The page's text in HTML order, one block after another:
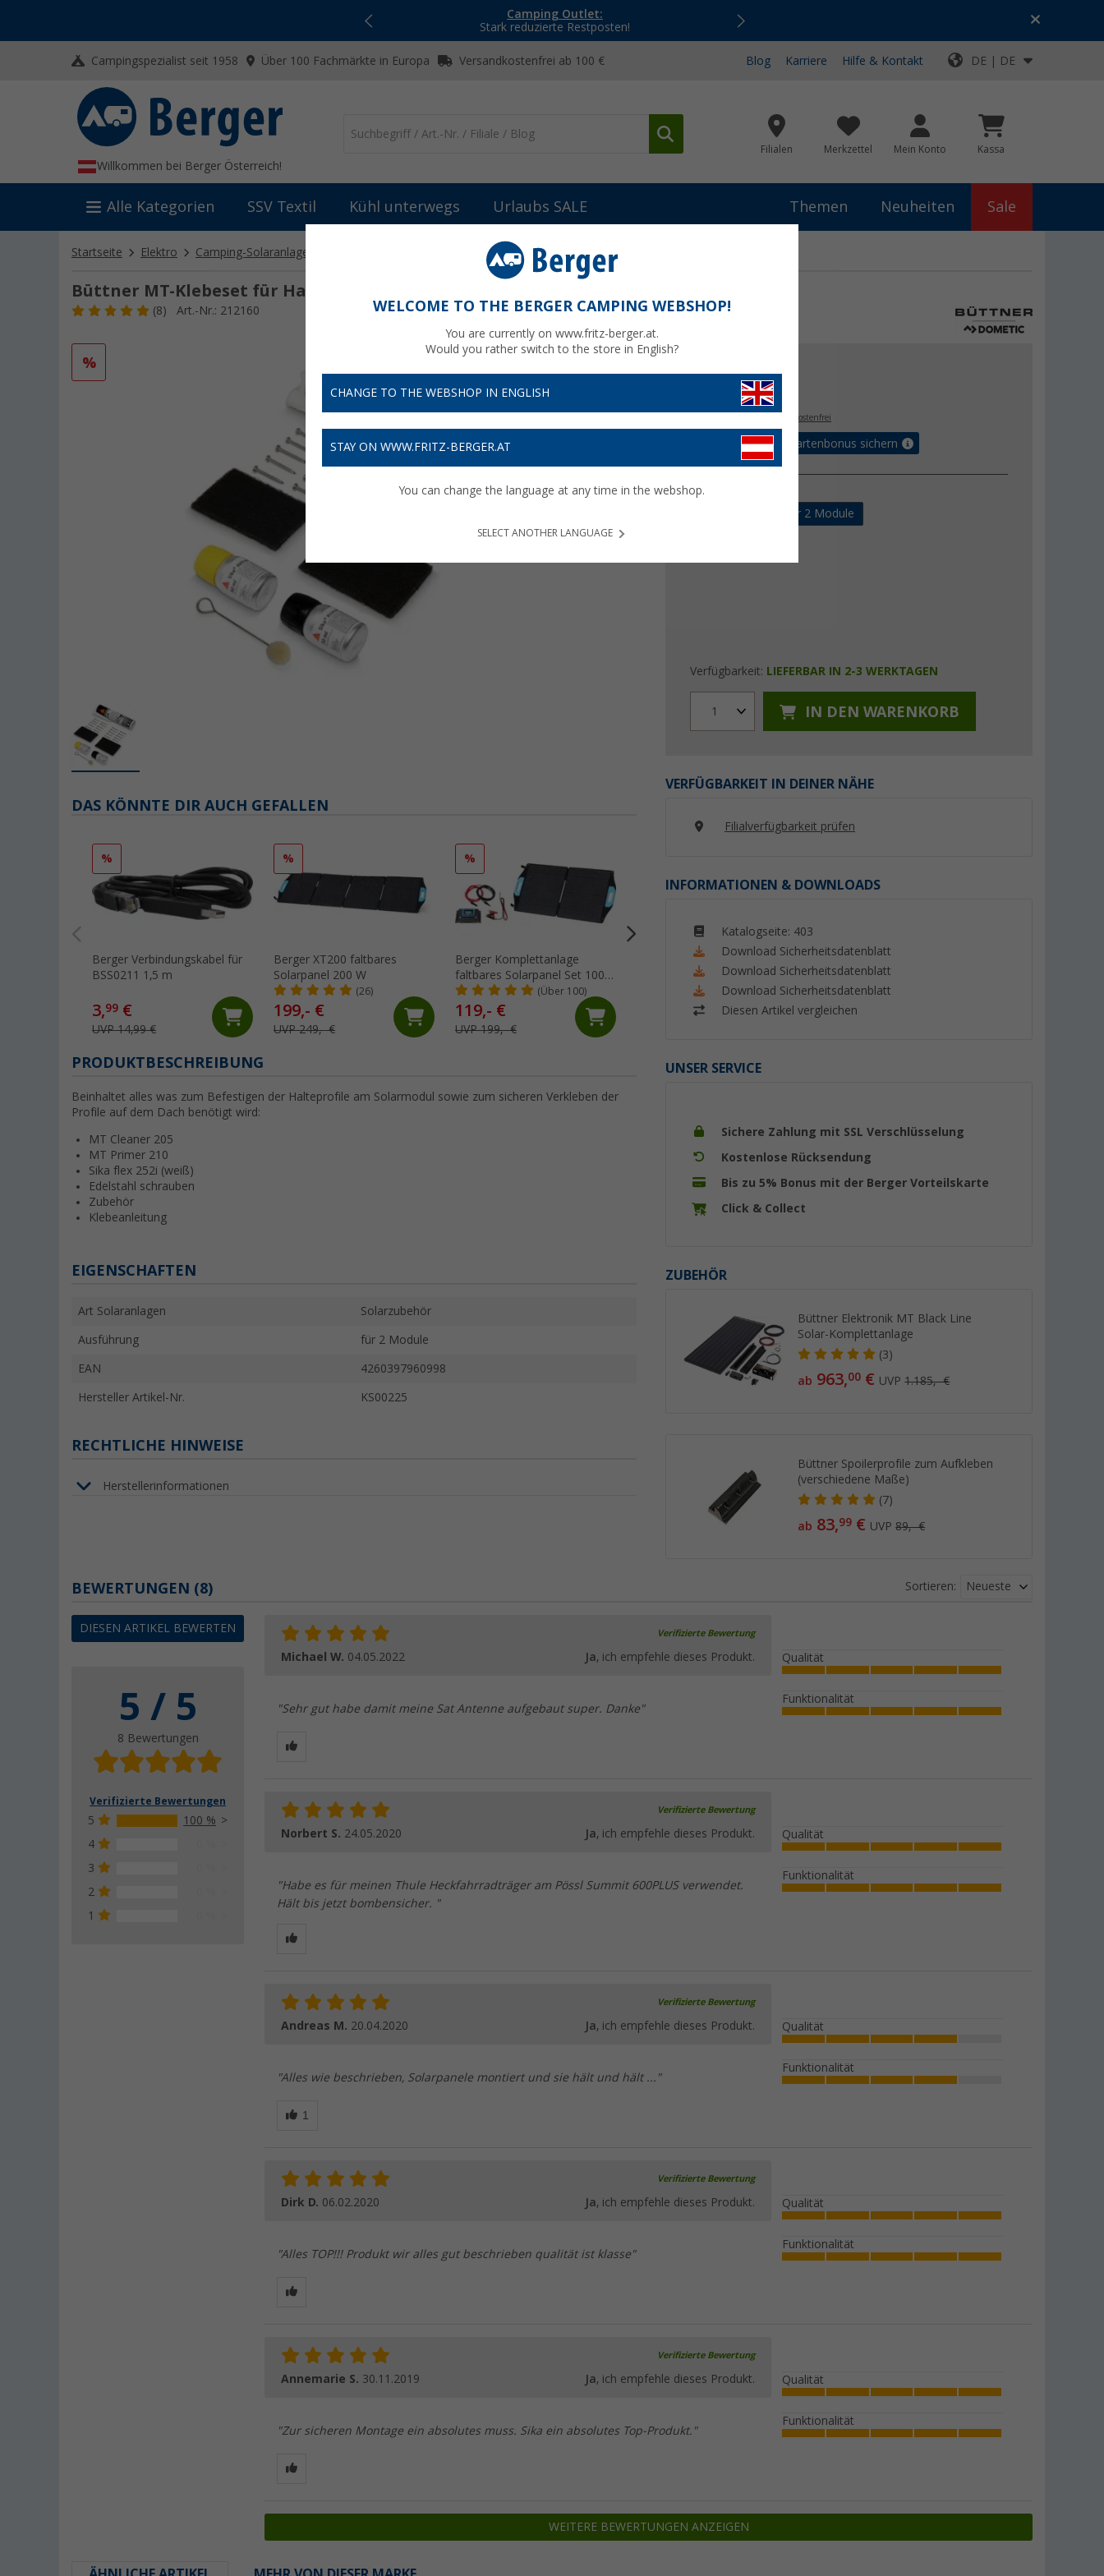
Camping Outlet:
Stark reduzierte Restposten!
Top-Deals für dein Abenteuer!
Campingspezialist seit 1958 Über 100 Fachmärkte in Europa Versandkostenfrei ab 100 € Blog Karriere Hilfe & Kontakt DE | DE
Willkommen bei Berger Österreich!
Filialen Merkzettel Mein Konto Kassa
Alle Kategorien SSV Textil Kühl unterwegs Urlaubs SALE Themen Neuheiten Sale
Startseite Elektro Camping-Solaranlagen Büttner MT-Klebeset für Halteprofile
Büttner MT-Klebeset für Halteprofile für 2 Module
(8) Art.-Nr.: 212160
%
€
versandkostenfrei
Bis zu 5% Vorteilskartenbonus sichern
Ausführung
für 2 Module
Verfügbarkeit: LIEFERBAR IN 2-3 WERKTAGEN
1 IN DEN WARENKORB
VERFÜGBARKEIT IN DEINER NÄHE
Filialverfügbarkeit prüfen
INFORMATIONEN & DOWNLOADS
Katalogseite: 403
Download Sicherheitsdatenblatt
Download Sicherheitsdatenblatt
Download Sicherheitsdatenblatt
Diesen Artikel vergleichen
UNSER SERVICE
Sichere Zahlung mit SSL Verschlüsselung
Kostenlose Rücksendung
Bis zu 5% Bonus mit der Berger Vorteilskarte
Click & Collect
ZUBEHÖR
Büttner Elektronik MT Black Line
Solar-Komplettanlage
(3)
ab 963,00 € UVP1.185,- €
Büttner Spoilerprofile zum Aufkleben
(verschiedene Maße)
(7)
ab 83,99 € UVP89,- €
DAS KÖNNTE DIR AUCH GEFALLEN
%
Berger Verbindungskabel für
BSS0211 1,5 m
3,99 €
UVP 14,99 €
%
Berger XT200 faltbares
Solarpanel 200 W
(26)
199,- €
UVP 249,- €
%
Berger Komplettanlage
faltbares Solarpanel Set 100
W inkl. Laderegler(Über 100)
119,- €
UVP 199,- €
Berger FX200 Flexibles
Solarpanel 200 W
(6)
€
Berger PX150 starres
Solarpanel 150 W
159,- €
PRODUKTBESCHREIBUNG
Beinhaltet alles was zum Befestigen der Halteprofile am Solarmodul sowie zum sicheren Verkleben der
Profile auf dem Dach benötigt wird:
MT Cleaner 205
MT Primer 210
Sika flex 252i (weiß)
Edelstahl schrauben
Zubehör
Klebeanleitung
EIGENSCHAFTEN
Art Solaranlagen Solarzubehör
Ausführung für 2 Module
EAN 4260397960998
Hersteller Artikel-Nr. KS00225
RECHTLICHE HINWEISE
Herstellerinformationen
BEWERTUNGEN (8)
DIESEN ARTIKEL BEWERTEN
5 / 5
8 Bewertungen
Verifizierte Bewertungen
5
100 %
4
3
2
1
Sortieren: Neueste
Verifizierte Bewertung
Michael W. 04.05.2022 Ja, ich empfehle dieses Produkt.
"Sehr gut habe damit meine Sat Antenne aufgebaut super. Danke"
Qualität
Funktionalität
Verifizierte Bewertung
Norbert S. 24.05.2020 Ja, ich empfehle dieses Produkt.
"Habe es für meinen Thule Heckfahrradträger am Pössl Summit 600PLUS verwendet.
Hält bis jetzt bombensicher. "
Qualität
Funktionalität
Verifizierte Bewertung
Andreas M. 20.04.2020 Ja, ich empfehle dieses Produkt.
"Alles wie beschrieben, Solarpanele montiert und sie hält und hält ..."
Qualität
Funktionalität
Verifizierte Bewertung
Dirk D. 06.02.2020 Ja, ich empfehle dieses Produkt.
"Alles TOP!!! Produkt wir alles gut beschrieben qualität ist klasse"
Qualität
Funktionalität
Verifizierte Bewertung
Annemarie S. 30.11.2019 Ja, ich empfehle dieses Produkt.
"Zur sicheren Montage ein absolutes muss. Sika ein absolutes Top-Produkt."
Qualität
Funktionalität
WEITERE BEWERTUNGEN ANZEIGEN
WELCOME TO THE BERGER CAMPING WEBSHOP!
You are currently on www.fritz-berger.at.
Would you rather switch to the store in English?
CHANGE TO THE WEBSHOP IN ENGLISH
STAY ON WWW.FRITZ-BERGER.AT
You can change the language at any time in the webshop.
SELECT ANOTHER LANGUAGE